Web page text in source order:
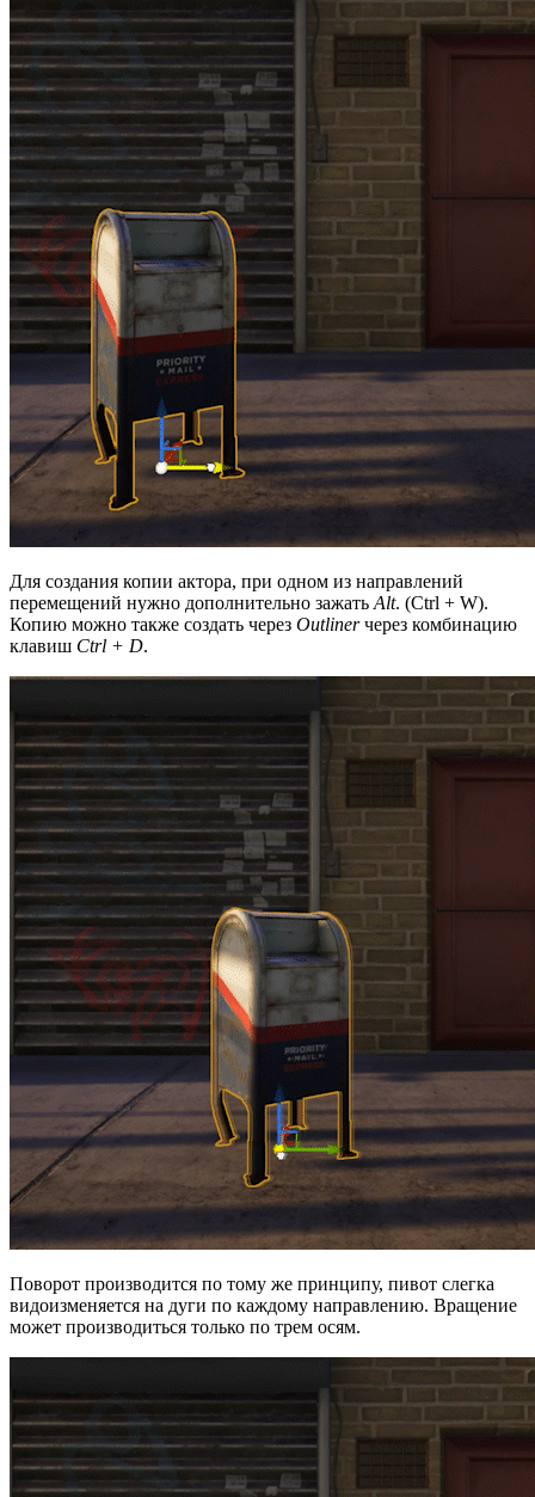
Для создания копии актора, при одном из направлений
перемещений нужно дополнительно зажатьAlt. (Ctrl + W).
Копию можно также создать через Outlinerчерез комбинацию
клавиш Ctrl + D.
Поворот производится по тому же принципу, пивот слегка
видоизменяется на дуги по каждому направлению. Вращение
может производиться только по трем осям.